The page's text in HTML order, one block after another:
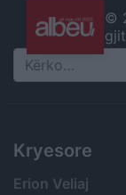
©
Search
Kryesore
Erion Veliaj